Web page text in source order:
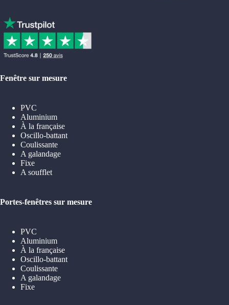
Fenêtre sur mesure
PVC
Aluminium
À la française
Oscillo-battant
Coulissante
A galandage
Fixe
A soufflet
Portes-fenêtres sur mesure
PVC
Aluminium
À la française
Oscillo-battant
Coulissante
A galandage
Fixe